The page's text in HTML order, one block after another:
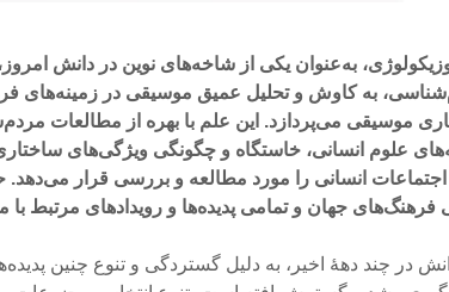
به‌عنوان یکی از شاخه‌های نوین در دانش
به کاوش و تحلیل عمیق موسیقی در زمینه‌های
موسیقی می‌پردازد. این علم با بهره از مطالعات
علوم انسانی، خاستگاه و چگونگی ویژگی‌های
انسانی را مورد مطالعه و بررسی قرار می‌دهد.
فرهنگ‌های جهان و تمامی پدیده‌ها و رویدادهای مرتبط
در چند دهۀ اخیر، به دلیل گستردگی و تنوع چنین